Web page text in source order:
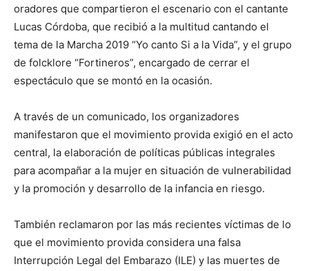
oradores que compartieron el escenario con el cantante
Lucas Córdoba, que recibió a la multitud cantando el
tema de la Marcha 2019 “Yo canto Si a la Vida”, y el grupo
de folcklore “Fortineros”, encargado de cerrar el
espectáculo que se montó en la ocasión.
A través de un comunicado, los organizadores
manifestaron que el movimiento provida exigió en el acto
central, la elaboración de políticas públicas integrales
para acompañar a la mujer en situación de vulnerabilidad
y la promoción y desarrollo de la infancia en riesgo.
También reclamaron por las más recientes víctimas de lo
que el movimiento provida considera una falsa
Interrupción Legal del Embarazo (ILE) y las muertes de